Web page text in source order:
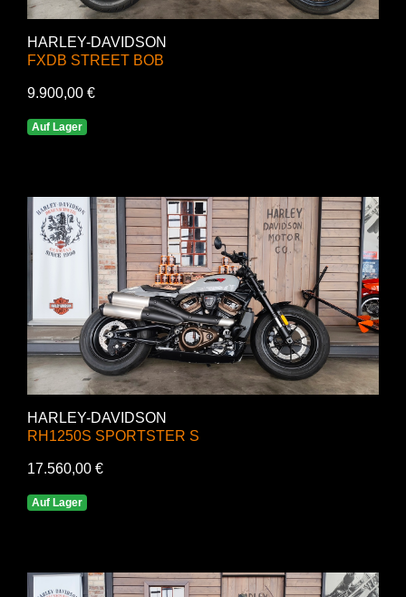
HARLEY-DAVIDSON
FXDB STREET BOB
9.900,00 €
Auf Lager
HARLEY-DAVIDSON
RH1250S SPORTSTER S
17.560,00 €
Auf Lager